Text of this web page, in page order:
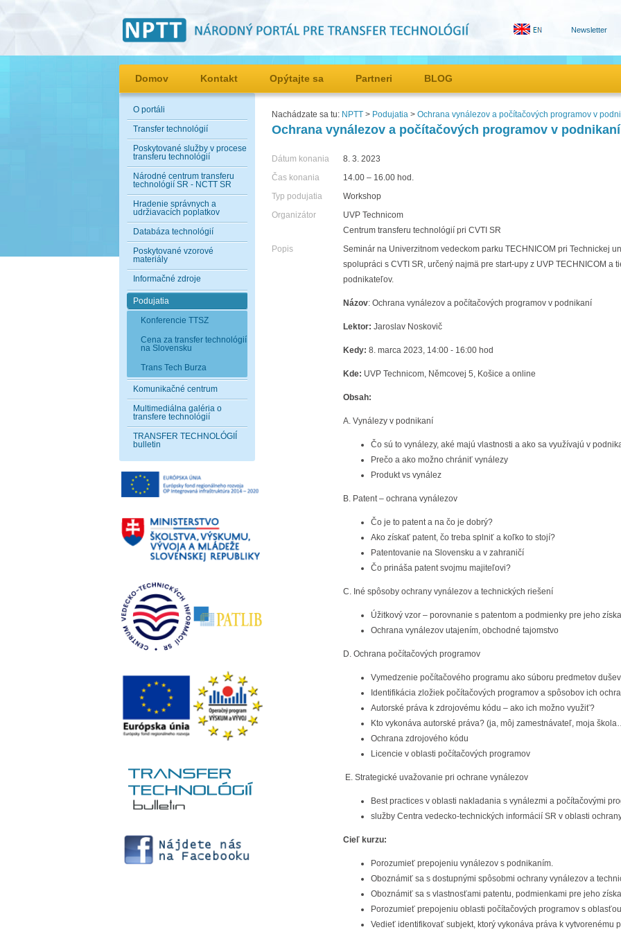
Newsletter
Domov Kontakt Opýtajte sa Partneri BLOG
O portáli
Transfer technológií
Poskytované služby v procese
transferu technológií
Národné centrum transferu
technológií SR - NCTT SR
Hradenie správnych a
udržiavacích poplatkov
Databáza technológií
Poskytované vzorové
materiály
Informačné zdroje
Podujatia
Konferencie TTSZ
Cena za transfer technológií
na Slovensku
Trans Tech Burza
Komunikačné centrum
Multimediálna galéria o
transfere technológií
TRANSFER TECHNOLÓGIÍ
bulletin
Nachádzate sa tu: NPTT > Podujatia > Ochrana vynálezov a počítačových programov v
Ochrana vynálezov a počítačových programov v podnikaní
Dátum konania
8. 3. 2023
Čas konania
14.00 – 16.00 hod.
Typ podujatia
Workshop
Organizátor
UVP Technicom
Centrum transferu technológií pri CVTI SR
Popis
Seminár na Univerzitnom vedeckom parku TECHNICOM pri Technickej
spolupráci s CVTI SR, určený najmä pre start-upy z UVP TECHNICOM a
podnikateľov.
Názov: Ochrana vynálezov a počítačových programov v podnikaní
Lektor: Jaroslav Noskovič
Kedy: 8. marca 2023, 14:00 - 16:00 hod
Kde: UVP Technicom, Němcovej 5, Košice a online
Obsah:
A. Vynálezy v podnikaní
Čo sú to vynálezy, aké majú vlastnosti a ako sa využívajú v
Prečo a ako možno chrániť vynálezy
Produkt vs vynález
B. Patent – ochrana vynálezov
Čo je to patent a na čo je dobrý?
Ako získať patent, čo treba splniť a koľko to stojí?
Patentovanie na Slovensku a v zahraničí
Čo prináša patent svojmu majiteľovi?
C. Iné spôsoby ochrany vynálezov a technických riešení
Úžitkový vzor – porovnanie s patentom a podmienky pre jeho
Ochrana vynálezov utajením, obchodné tajomstvo
D. Ochrana počítačových programov
Vymedzenie počítačového programu ako súboru predmetov
Identifikácia zložiek počítačových programov a spôsobov ich
Autorské práva k zdrojovému kódu – ako ich možno využiť?
Kto vykonáva autorské práva? (ja, môj zamestnávateľ, moja
Ochrana zdrojového kódu
Licencie v oblasti počítačových programov
E. Strategické uvažovanie pri ochrane vynálezov
Best practices v oblasti nakladania s vynálezmi a počítačovými
služby Centra vedecko-technických informácií SR v oblasti
Cieľ kurzu:
Porozumieť prepojeniu vynálezov s podnikaním.
Oboznámiť sa s dostupnými spôsobmi ochrany vynálezov a
Oboznámiť sa s vlastnosťami patentu, podmienkami pre jeho
Porozumieť prepojeniu oblasti počítačových programov s
Vedieť identifikovať subjekt, ktorý vykonáva práva k vytvorenému